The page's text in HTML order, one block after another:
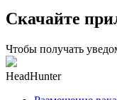
Скачайте
Чтобы получать
HeadHunter